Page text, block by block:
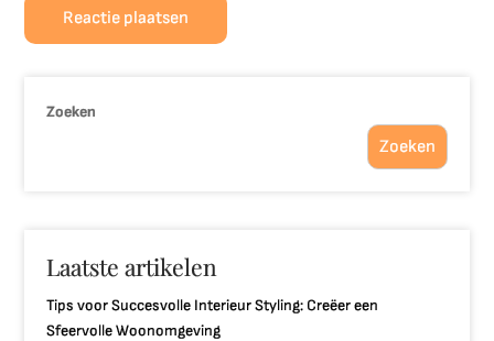
Zoeken
Zoeken
Laatste artikelen
Tips voor Succesvolle Interieur Styling: Creëer een
Sfeervolle Woonomgeving